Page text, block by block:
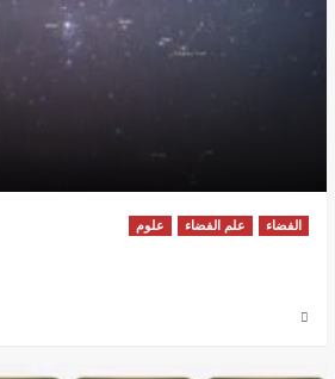
الفضاء علم الفضاء علوم